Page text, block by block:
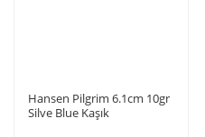
Hansen Pilgrim 6.1cm 10gr
Silve Blue Kaşık